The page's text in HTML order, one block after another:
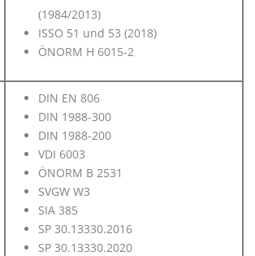
(1984/2013)
ISSO 51 und 53 (2018)
ÖNORM H 6015-2
DIN EN 806
DIN 1988-300
DIN 1988-200
VDI 6003
ÖNORM B 2531
SVGW W3
SIA 385
SP 30.13330.2016
SP 30.13330.2020